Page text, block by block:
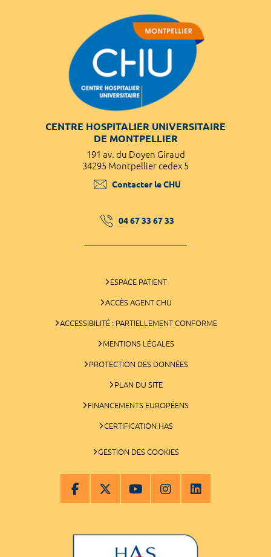
CENTRE HOSPITALIER UNIVERSITAIRE
DE MONTPELLIER
191 av. du Doyen Giraud
34295 Montpellier cedex 5
Contacter le CHU
04 67 33 67 33
ESPACE PATIENT
ACCÈS AGENT CHU
ACCESSIBILITÉ : PARTIELLEMENT CONFORME
MENTIONS LÉGALES
PROTECTION DES DONNÉES
PLAN DU SITE
FINANCEMENTS EUROPÉENS
CERTIFICATION HAS
GESTION DES COOKIES